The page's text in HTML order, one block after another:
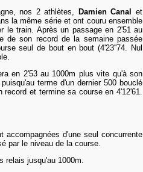
nos 2 athlètes,
Damien Canal
et
la même série et ont couru ensemble
le train. Après un passage en 2'51 au
de son record de la semaine passée
seul de bout en bout (4'23''74. Nul
en 2'53 au 1000m plus vite qu'à son
terme d'un dernier 500 bouclé
et termine sa course en 4'12'61.
accompagnées d'une seul concurrente
par le niveau de la course.
relais jusqu'au 1000m.